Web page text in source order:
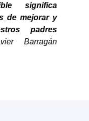
significa
de mejorar y
padres
Barragán